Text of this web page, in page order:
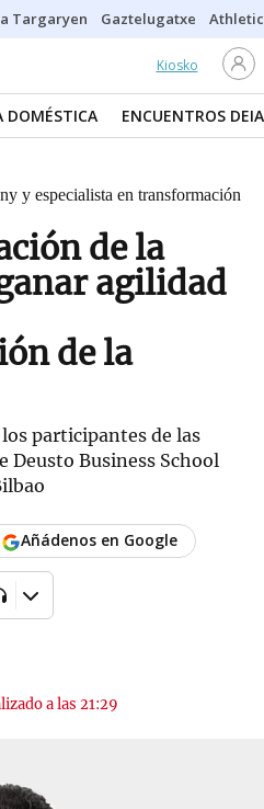
Targaryen Gaztelugatxe Athletic
Kiosko
DOMÉSTICA ENCUENTROS DEIA
y especialista en transformación
de la
agilidad
de la
participantes de las
Deusto Business School
a las 21:29
Añádenos en Google